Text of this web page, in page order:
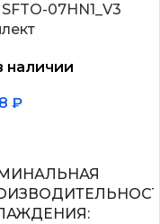
07HN1_V3
наличии
₽